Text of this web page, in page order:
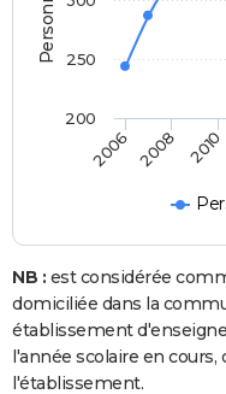
2006 2008 2010
200
250
NB : est considérée
domiciliée dans la
établissement
l'année scolaire en cours,
l'établissement.